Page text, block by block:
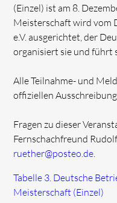
(Einzel) ist am 8.
Meisterschaft wird vom
e.V. ausgerichtet, der
organisiert sie und führt
Alle Teilnahme- und
offiziellen Ausschreibung.
Fragen zu dieser
Fernschachfreund
ruether@posteo.de
Tabelle 3. Deutsche
Meisterschaft (Einzel)